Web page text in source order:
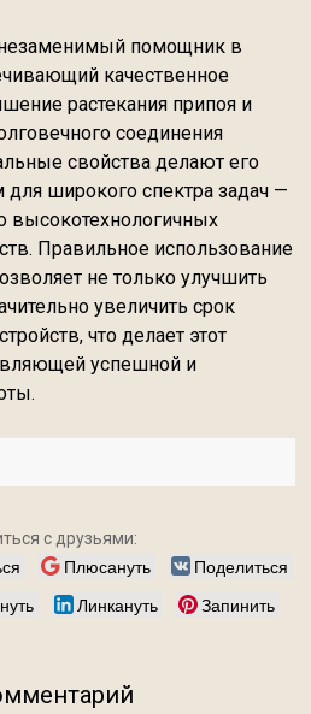
помощник в
качественное
растекания припоя и
соединения
свойства делают его
широкого спектра задач —
высокотехнологичных
Правильное использование
не только улучшить
увеличить срок
что делает этот
успешной и
с друзьями:
Плюсануть
Поделиться
Линкануть Запинить